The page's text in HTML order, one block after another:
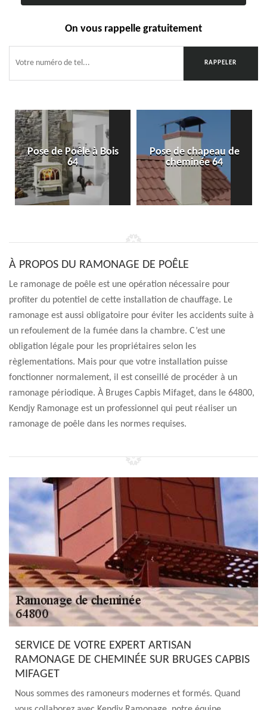
On vous rappelle gratuitement
Pose de Poêle à Bois
64
Pose de chapeau de
cheminée 64
À PROPOS DU RAMONAGE DE POÊLE
Le ramonage de poêle est une opération nécessaire pour
profiter du potentiel de cette installation de chauffage. Le
ramonage est aussi obligatoire pour éviter les accidents suite à
un refoulement de la fumée dans la chambre. C’est une
obligation légale pour les propriétaires selon les
règlementations. Mais pour que votre installation puisse
fonctionner normalement, il est conseillé de procéder à un
ramonage périodique. À Bruges Capbis Mifaget, dans le 64800,
Kendjy Ramonage est un professionnel qui peut réaliser un
ramonage de poêle dans les normes requises.
SERVICE DE VOTRE EXPERT ARTISAN
RAMONAGE DE CHEMINÉE SUR BRUGES CAPBIS
MIFAGET
Nous sommes des ramoneurs modernes et formés. Quand